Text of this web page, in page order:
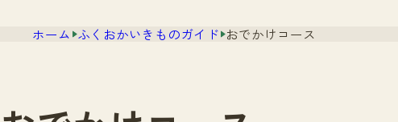
ホーム ふくおかいきものガイド おでかけコース